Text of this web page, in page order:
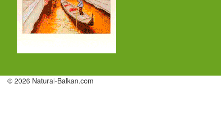
© 2026 Natural-Balkan.com